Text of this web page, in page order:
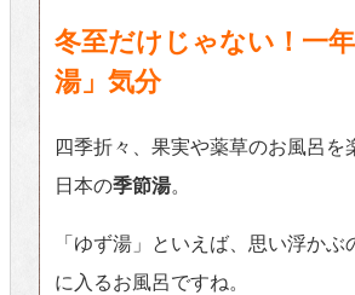
冬至だけじゃない！一
湯」気分
四季折々、果実や薬草のお風呂を
日本の季節湯。
「ゆず湯」といえば、思い浮かぶ
に入るお風呂ですね。